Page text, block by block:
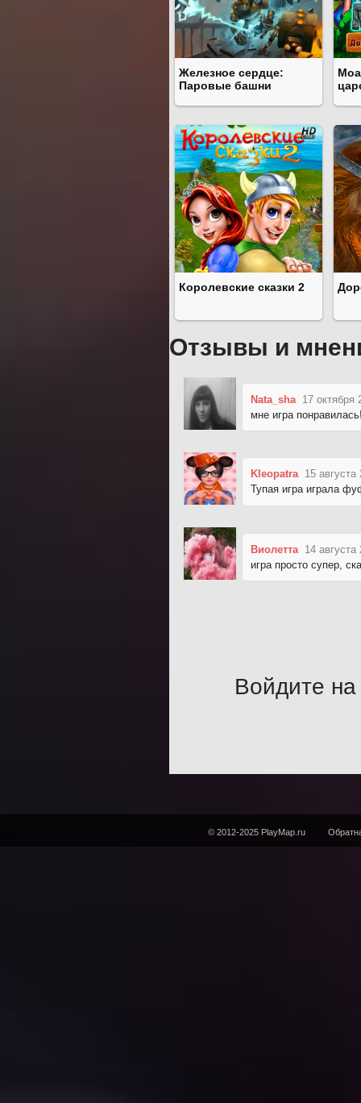
Железное сердце:
Паровые башни
Королевские сказки 2
Отзывы и
Nata_sha 17 октября
мне игра
Kleopatra 15
Тупая игра играла
Виолетта 14
игра просто супер,
Войдите на
© 2012-2025 PlayMap.ru